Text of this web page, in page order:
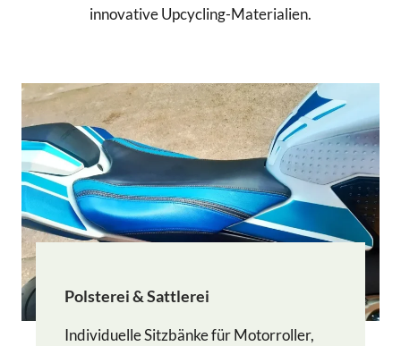
innovative Upcycling-Materialien.
Polsterei & Sattlerei
Individuelle Sitzbänke für Motorroller,